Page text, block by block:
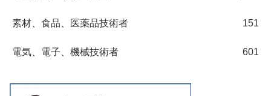
素材、食品、医薬品技術者 151
電気、電子、機械技術者 601